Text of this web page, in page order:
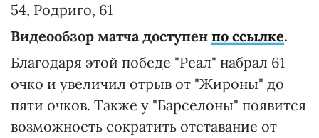
54, Родриго, 61
Видеообзор матча доступен по ссылке.
Благодаря этой победе "Реал" набрал 61
очко и увеличил отрыв от "Жироны" до
пяти очков. Также у "Барселоны" появится
возможность сократить отставание от